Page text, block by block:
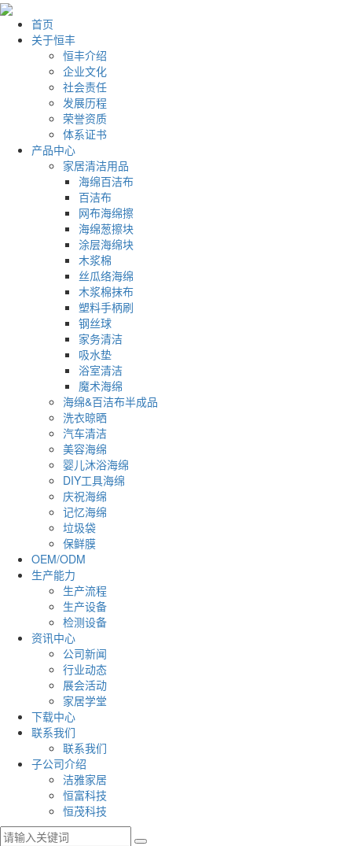
首页
关于恒丰
恒丰介绍
企业文化
社会责任
发展历程
荣誉资质
体系证书
产品中心
家居清洁用品
海绵百洁布
百洁布
网布海绵擦
海绵葱擦块
涂层海绵块
木浆棉
丝瓜络海绵
木浆棉抹布
塑料手柄刷
钢丝球
家务清洁
吸水垫
浴室清洁
魔术海绵
海绵&百洁布半成品
洗衣晾晒
汽车清洁
美容海绵
婴儿沐浴海绵
DIY工具海绵
庆祝海绵
记忆海绵
垃圾袋
保鲜膜
OEM/ODM
生产能力
生产流程
生产设备
检测设备
资讯中心
公司新闻
行业动态
展会活动
家居学堂
下载中心
联系我们
联系我们
子公司介绍
洁雅家居
恒富科技
恒茂科技